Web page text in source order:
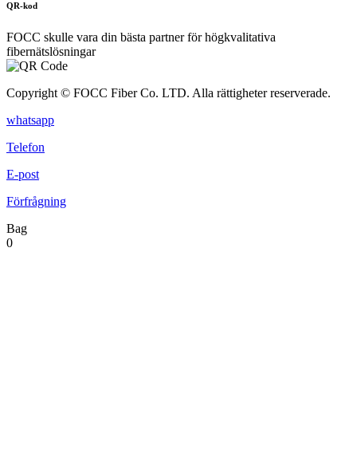
QR-kod
FOCC skulle vara din bästa partner för högkvalitativa
fibernätslösningar
Copyright © FOCC Fiber Co. LTD. Alla rättigheter reserverade.
whatsapp
Telefon
E-post
Förfrågning
Bag
0